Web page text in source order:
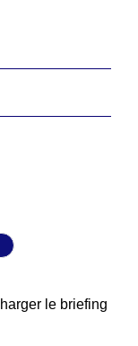
le briefing